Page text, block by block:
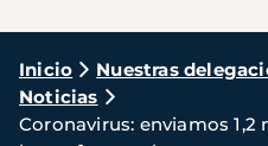
Ruta
de
navegación
Inicio Nuestras
Noticias
Coronavirus: enviamos 1,2